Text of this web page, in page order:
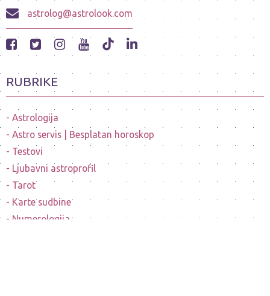
astrolog@astrolook.com
RUBRIKE
Astrologija
Astro servis | Besplatan horoskop
Testovi
Ljubavni astroprofil
Tarot
Karte sudbine
Numerologija